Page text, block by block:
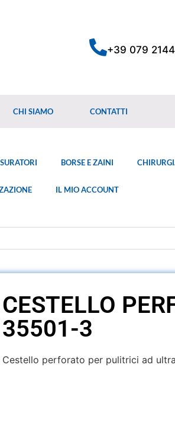
+39 079
CHI SIAMO CONTATTI
BORSE E ZAINI
IL MIO ACCOUNT
CESTELLO
35501-3
Cestello perforato per pulitrici ad